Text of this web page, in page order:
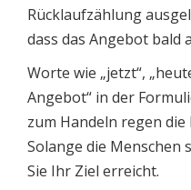
Rücklaufzählung
dass das Angebot bald
Worte wie „jetzt“,
Angebot“ in der
zum Handeln regen
Solange die Menschen
Sie Ihr Ziel erreicht.